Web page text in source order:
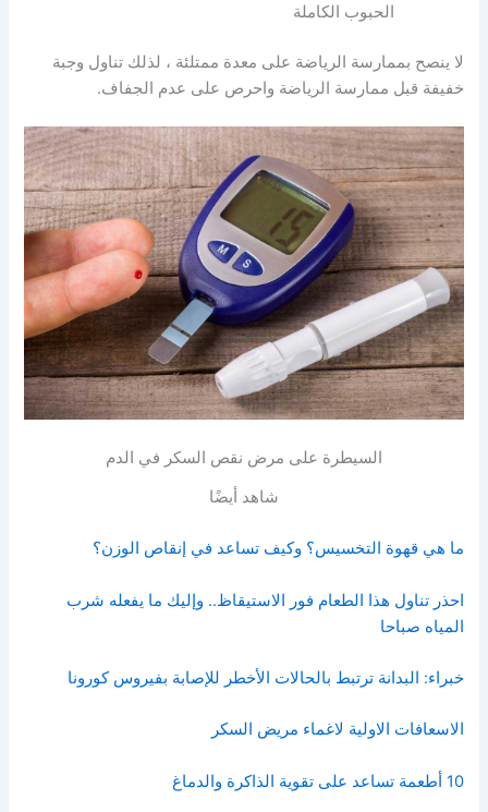
الحبوب الكاملة
لا ينصح بممارسة الرياضة على معدة ممتلئة ، لذلك تناول وجبة
خفيفة قبل ممارسة الرياضة واحرص على عدم الجفاف.
السيطرة على مرض نقص السكر في الدم
شاهد أيضًا
ما هي قهوة التخسيس؟ وكيف تساعد في إنقاص الوزن؟
احذر تناول هذا الطعام فور الاستيقاظ.. وإليك ما يفعله شرب
المياه صباحا
خبراء: البدانة ترتبط بالحالات الأخطر للإصابة بفيروس كورونا
الاسعافات الاولية لاغماء مريض السكر
10 أطعمة تساعد على تقوية الذاكرة والدماغ